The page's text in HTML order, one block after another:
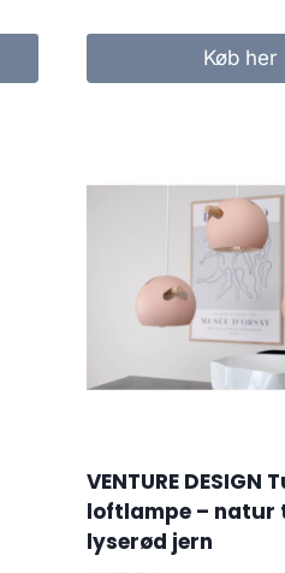
Køb her
VENTURE DESIGN
loftlampe –
lyserød jern